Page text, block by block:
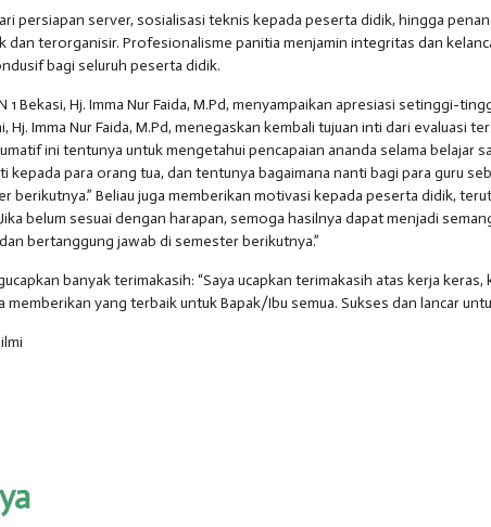
persiapan server, sosialisasi teknis kepada peserta didik, hingga
dan terorganisir. Profesionalisme panitia menjamin integritas dan
bagi seluruh peserta didik.
1 Bekasi, Hj. Imma Nur Faida, M.Pd, menyampaikan apresiasi setinggi-
Hj. Imma Nur Faida, M.Pd, menegaskan kembali tujuan inti dari evaluasi
ini tentunya untuk mengetahui pencapaian ananda selama belajar
kepada para orang tua, dan tentunya bagaimana nanti bagi para guru
berikutnya.” Beliau juga memberikan motivasi kepada peserta didik,
belum sesuai dengan harapan, semoga hasilnya dapat menjadi
bertanggung jawab di semester berikutnya.”
banyak terimakasih: “Saya ucapkan terimakasih atas kerja
memberikan yang terbaik untuk Bapak/Ibu semua. Sukses dan lancar